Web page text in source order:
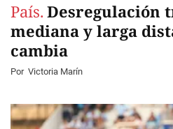
País. Desregulación
mediana y larga
cambia
Por Victoria Marín